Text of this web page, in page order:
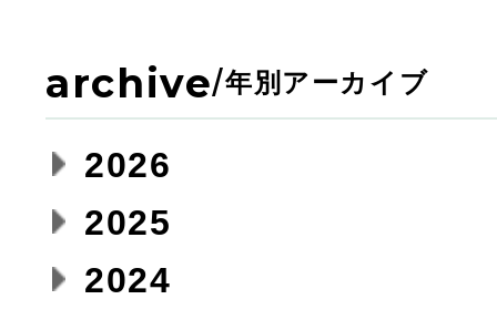
archive/年別アーカイブ
2026
2025
2024